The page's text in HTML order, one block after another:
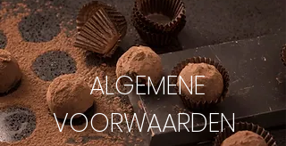
ALGEMENE
VOORWAARDEN